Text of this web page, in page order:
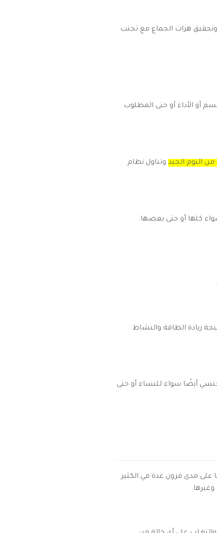
وتحقيق هزات الجماع مع تجنب
أو الأداء أو حتى المطلوب
النوم الجيد وتناول نظام
كلها أو حتى بعضها.
زيادة الطاقة والنشاط
أيضًا سواء للنساء أو حتى
على مدى قرون عدة في الكثير
وغيرها.